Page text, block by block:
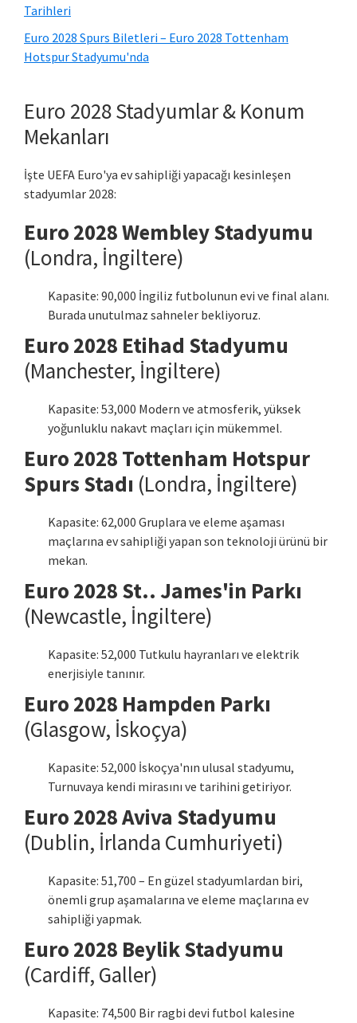
Tarihleri
Euro 2028 Spurs Biletleri – Euro 2028 Tottenham
Hotspur Stadyumu'nda
Euro 2028 Stadyumlar & Konum
Mekanları
İşte UEFA Euro'ya ev sahipliği yapacağı kesinleşen
stadyumlar 2028:
Euro 2028 Wembley Stadyumu
(Londra, İngiltere)
Kapasite: 90,000 İngiliz futbolunun evi ve final alanı.
Burada unutulmaz sahneler bekliyoruz.
Euro 2028 Etihad Stadyumu
(Manchester, İngiltere)
Kapasite: 53,000 Modern ve atmosferik, yüksek
yoğunluklu nakavt maçları için mükemmel.
Euro 2028 Tottenham Hotspur
Spurs Stadı (Londra, İngiltere)
Kapasite: 62,000 Gruplara ve eleme aşaması
maçlarına ev sahipliği yapan son teknoloji ürünü bir
mekan.
Euro 2028 St.. James'in Parkı
(Newcastle, İngiltere)
Kapasite: 52,000 Tutkulu hayranları ve elektrik
enerjisiyle tanınır.
Euro 2028 Hampden Parkı
(Glasgow, İskoçya)
Kapasite: 52,000 İskoçya'nın ulusal stadyumu,
Turnuvaya kendi mirasını ve tarihini getiriyor.
Euro 2028 Aviva Stadyumu
(Dublin, İrlanda Cumhuriyeti)
Kapasite: 51,700 – En güzel stadyumlardan biri,
önemli grup aşamalarına ve eleme maçlarına ev
sahipliği yapmak.
Euro 2028 Beylik Stadyumu
(Cardiff, Galler)
Kapasite: 74,500 Bir ragbi devi futbol kalesine